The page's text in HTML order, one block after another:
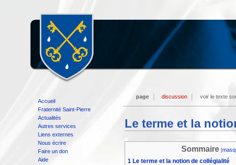
Le terme et la
Sommaire[
1 Le terme et la notion de collégialité
page discussion voir le texte
Accueil
Fraternité Saint-Pierre
Actualités
Autres services
Liens externes
Nous écrire
Faire un don
Aide